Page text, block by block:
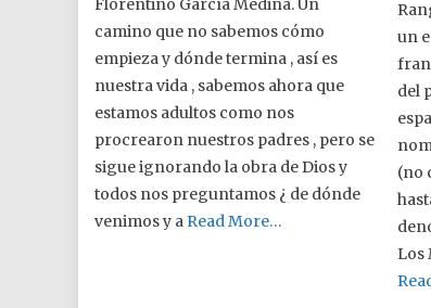
Florentino García Medina. Un
camino que no sabemos cómo
empieza y dónde termina , así es
nuestra vida , sabemos ahora que
estamos adultos como nos
procrearon nuestros padres , pero se
sigue ignorando la obra de Dios y
todos nos preguntamos ¿ de dónde
venimos y a Read More…
un
del
(no
Los